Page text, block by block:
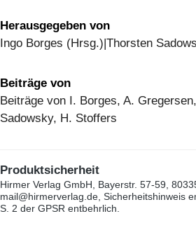
Herausgegeben von
Ingo Borges (Hrsg.)|Thorsten
Beiträge von
Beiträge von I. Borges, A.
Sadowsky, H. Stoffers
Produktsicherheit
Hirmer Verlag GmbH, Bayerstr. 57-59,
mail@hirmerverlag.de, Sicherheitshinweis
S. 2 der GPSR entbehrlich.